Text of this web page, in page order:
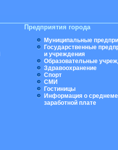
Предприятия города
Муниципальные
Государственные
и учреждения
Образовательные
Здравоохранение
Спорт
СМИ
Гостиницы
Информация о
заработной плате